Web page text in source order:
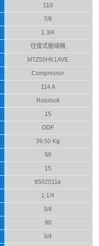
110
7/8
1 3/4
往復式壓縮機
MTZ50HK1AVE
Compressor
114 A
Rotolock
15
ODF
39.50 Kg
50
15
8502011e
1 1/4
3/4
90
3/4